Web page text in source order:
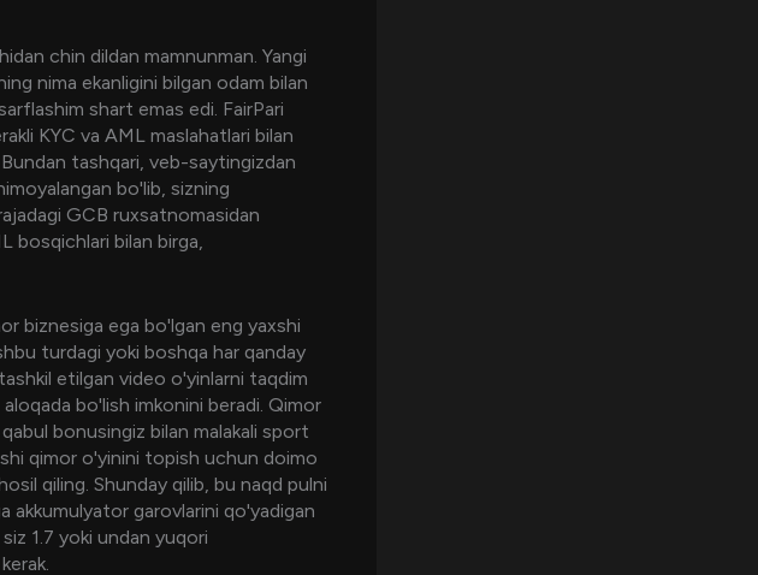
chin dildan mamnunman. Yangi
nima ekanligini bilgan odam bilan
shart emas edi. FairPari
KYC va AML maslahatlari bilan
tashqari, veb-saytingizdan
bo'lib, sizning
GCB ruxsatnomasidan
bosqichlari bilan birga,
biznesiga ega bo'lgan eng yaxshi
turdagi yoki boshqa har qanday
etilgan video o'yinlarni taqdim
bo'lish imkonini beradi. Qimor
bonusingiz bilan malakali sport
qimor o'yinini topish uchun doimo
qiling. Shunday qilib, bu naqd pulni
akkumulyator garovlarini qo'yadigan
1.7 yoki undan yuqori